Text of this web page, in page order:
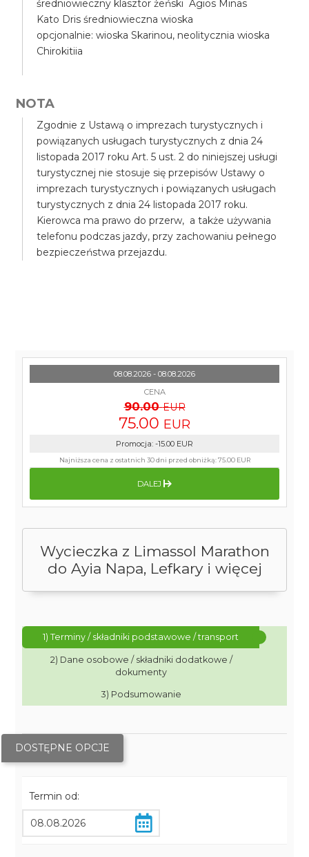
średniowieczny klasztor żeński Agios Minas
Kato Dris średniowieczna wioska
opcjonalnie: wioska Skarinou, neolitycznia wioska
Chirokitiia
NOTA
Zgodnie z Ustawą o imprezach turystycznych i
powiązanych usługach turystycznych z dnia 24
listopada 2017 roku Art. 5 ust. 2 do niniejszej usługi
turystycznej nie stosuje się przepisów Ustawy o
imprezach turystycznych i powiązanych usługach
turystycznych z dnia 24 listopada 2017 roku.
Kierowca ma prawo do przerw, a także używania
telefonu podczas jazdy, przy zachowaniu pełnego
bezpieczeństwa przejazdu.
Wycieczka z Limassol Marathon
do Ayia Napa, Lefkary i więcej
1) Terminy / składniki podstawowe / transport
2) Dane osobowe / składniki dodatkowe /
dokumenty
3) Podsumowanie
DOSTĘPNE OPCJE
Termin od:
08.08.2026 - 08.08.2026
CENA
90.00 EUR
75.00 EUR
Promocja: -15.00 EUR
Najniższa cena z ostatnich 30 dni przed obniżką:75.00 EUR
DALEJ